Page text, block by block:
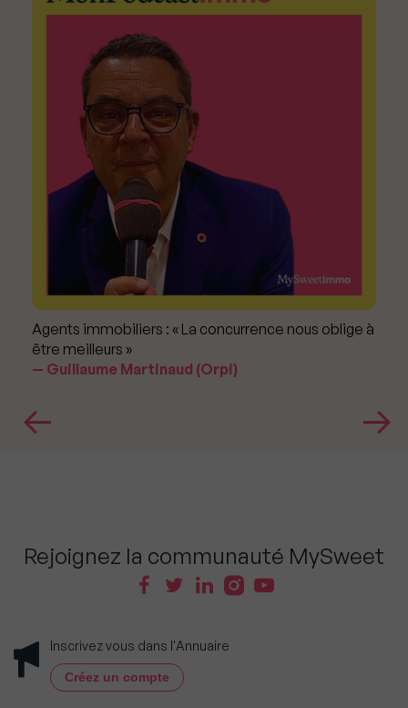
Agents immobiliers : « La concurrence nous oblige à
être meilleurs »
Guillaume Martinaud (Orpi)
Rejoignez la communauté MySweet
Inscrivez vous dans l'Annuaire
Créez un compte